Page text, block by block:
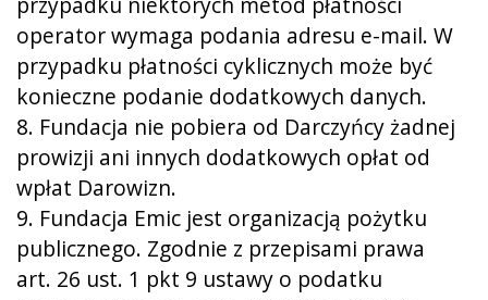
operator wymaga podania adresu e-mail. W
przypadku płatności cyklicznych może być
konieczne podanie dodatkowych danych.
8. Fundacja nie pobiera od Darczyńcy żadnej
prowizji ani innych dodatkowych opłat od
wpłat Darowizn.
9. Fundacja Emic jest organizacją pożytku
publicznego. Zgodnie z przepisami prawa
art. 26 ust. 1 pkt 9 ustawy o podatku